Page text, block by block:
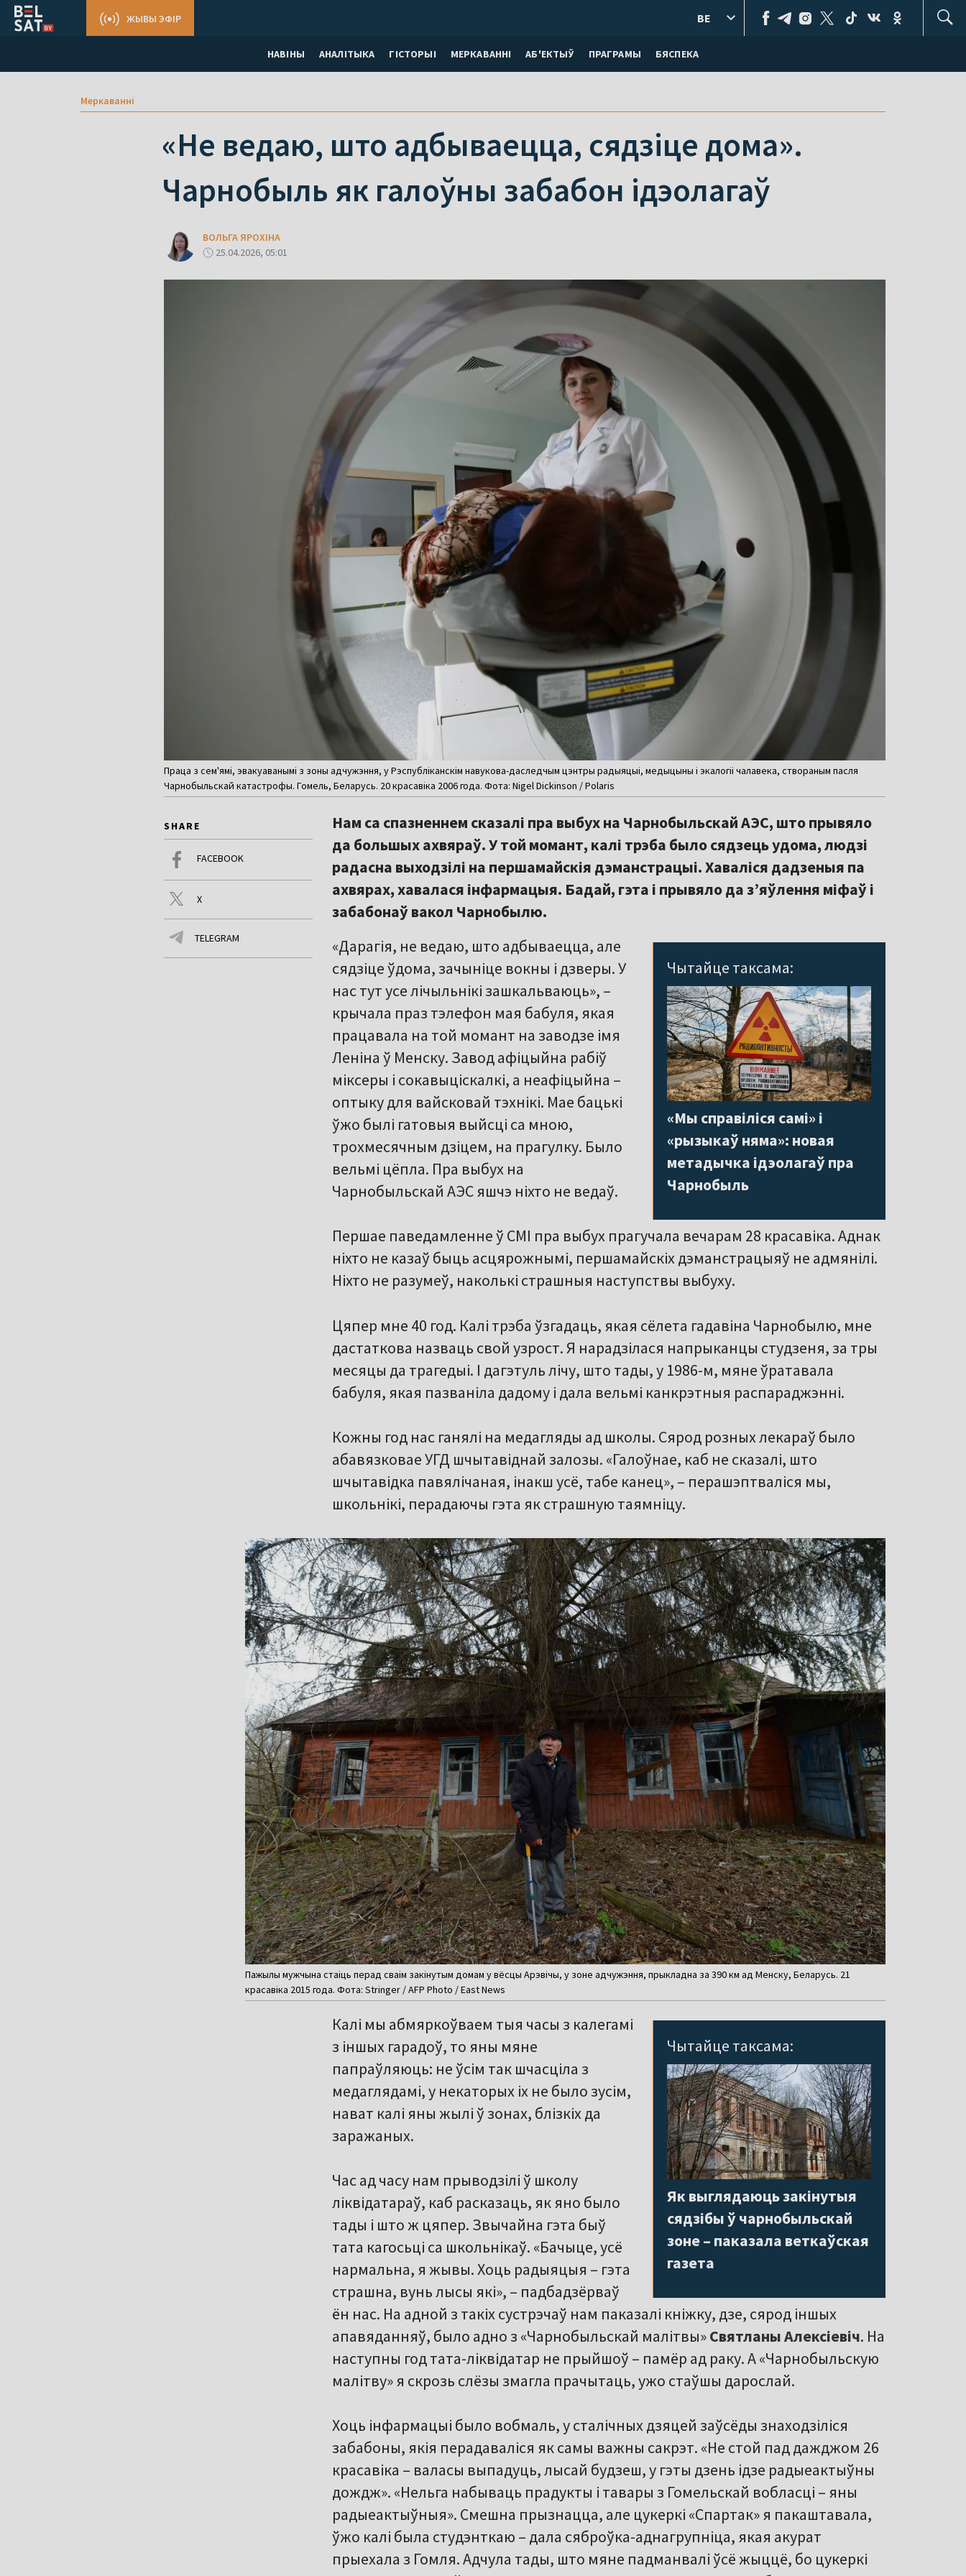
НАВІНЫ АНАЛІТЫКА ГІСТОРЫІ МЕРКАВАННI АБ'ЕКТЫЎ ПРАГРАМЫ БЯСПЕКА
ЖЫВЫ ЭФІР BE
Меркаваннi
«Не ведаю, што адбываецца, сядзіце дома».
Чарнобыль як галоўны забабон ідэолагаў
ВОЛЬГА ЯРОХІНА
25.04.2026, 05:01
Праца з сем'ямі, эвакуаванымі з зоны адчужэння, у Рэспубліканскім навукова-даследчым цэнтры радыяцыі, медыцыны і экалогіі чалавека, створаным пасля
Чарнобыльскай катастрофы. Гомель, Беларусь. 20 красавіка 2006 года. Фота: Nigel Dickinson / Polaris
SHARE
FACEBOOK
X
TELEGRAM
Нам са спазненнем сказалі пра выбух на Чарнобыльскай АЭС, што прывяло
да большых ахвяраў. У той момант, калі трэба было сядзець удома, людзі
радасна выходзілі на першамайскія дэманстрацыі. Хаваліся дадзеныя па
ахвярах, хавалася інфармацыя. Бадай, гэта і прывяло да з’яўлення міфаў і
забабонаў вакол Чарнобылю.
Чытайце таксама:
«Мы справіліся самі» і
«рызыкаў няма»: новая
метадычка ідэолагаў пра
Чарнобыль
«Дарагія, не ведаю, што адбываецца, але
сядзіце ўдома, зачыніце вокны і дзверы. У
нас тут усе лічыльнікі зашкальваюць», –
крычала праз тэлефон мая бабуля, якая
працавала на той момант на заводзе імя
Леніна ў Менску. Завод афіцыйна рабіў
міксеры і сокавыціскалкі, а неафіцыйна –
оптыку для вайсковай тэхнікі. Мае бацькі
ўжо былі гатовыя выйсці са мною,
трохмесячным дзіцем, на прагулку. Было
вельмі цёпла. Пра выбух на
Чарнобыльскай АЭС яшчэ ніхто не ведаў.
Першае паведамленне ў СМІ пра выбух прагучала вечарам 28 красавіка. Аднак
ніхто не казаў быць асцярожнымі, першамайскіх дэманстрацыяў не адмянілі.
Ніхто не разумеў, наколькі страшныя наступствы выбуху.
Цяпер мне 40 год. Калі трэба ўзгадаць, якая сёлета гадавіна Чарнобылю, мне
дастаткова назваць свой узрост. Я нарадзілася напрыканцы студзеня, за тры
месяцы да трагедыі. І дагэтуль лічу, што тады, у 1986-м, мяне ўратавала
бабуля, якая пазваніла дадому і дала вельмі канкрэтныя распараджэнні.
Кожны год нас ганялі на медагляды ад школы. Сярод розных лекараў было
абавязковае УГД шчытавіднай залозы. «Галоўнае, каб не сказалі, што
шчытавідка павялічаная, інакш усё, табе канец», – перашэптваліся мы,
школьнікі, перадаючы гэта як страшную таямніцу.
Пажылы мужчына стаіць перад сваім закінутым домам у вёсцы Арэвічы, у зоне адчужэння, прыкладна за 390 км ад Менску, Беларусь. 21
красавіка 2015 года. Фота: Stringer / AFP Photo / East News
Чытайце таксама:
Як выглядаюць закінутыя
сядзібы ў чарнобыльскай
зоне – паказала веткаўская
газета
Калі мы абмяркоўваем тыя часы з калегамі
з іншых гарадоў, то яны мяне
папраўляюць: не ўсім так шчасціла з
медаглядамі, у некаторых іх не было зусім,
нават калі яны жылі ў зонах, блізкіх да
заражаных.
Час ад часу нам прыводзілі ў школу
ліквідатараў, каб расказаць, як яно было
тады і што ж цяпер. Звычайна гэта быў
тата кагосьці са школьнікаў. «Бачыце, усё
нармальна, я жывы. Хоць радыяцыя – гэта
страшна, вунь лысы які», – падбадзёрваў
ён нас. На адной з такіх сустрэчаў нам паказалі кніжку, дзе, сярод іншых
апавяданняў, было адно з «Чарнобыльскай малітвы»Святланы Алексіевіч. На
наступны год тата-ліквідатар не прыйшоў – памёр ад раку. А «Чарнобыльскую
малітву» я скрозь слёзы змагла прачытаць, ужо стаўшы дарослай.
Хоць інфармацыі было вобмаль, у сталічных дзяцей заўсёды знаходзіліся
забабоны, якія перадаваліся як самы важны сакрэт. «Не стой пад дажджом 26
красавіка – валасы выпадуць, лысай будзеш, у гэты дзень ідзе радыеактыўны
дождж». «Нельга набываць прадукты і тавары з Гомельскай вобласці – яны
радыеактыўныя». Смешна прызнацца, але цукеркі «Спартак» я пакаштавала,
ўжо калі была студэнткаю – дала сяброўка-аднагрупніца, якая акурат
прыехала з Гомля. Адчула тады, што мяне падманвалі ўсё жыццё, бо цукеркі